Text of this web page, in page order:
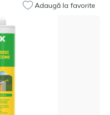
Adaugă la favorite